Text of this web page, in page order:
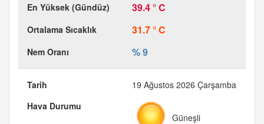
39.4 ° C
31.7 ° C
% 9
19 Ağustos 2026 Çarşamba
Güneşli